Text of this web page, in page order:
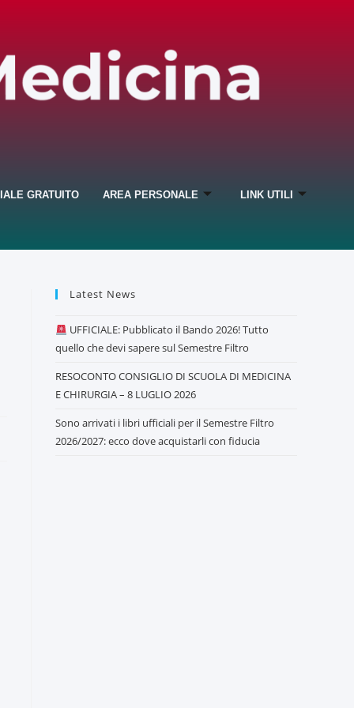
GRATUITO AREA PERSONALE LINK UTILI
Latest News
UFFICIALE: Pubblicato il Bando 2026! Tutto
quello che devi sapere sul Semestre Filtro
RESOCONTO CONSIGLIO DI SCUOLA DI MEDICINA
E CHIRURGIA – 8 LUGLIO 2026
Sono arrivati i libri ufficiali per il Semestre Filtro
2026/2027: ecco dove acquistarli con fiducia